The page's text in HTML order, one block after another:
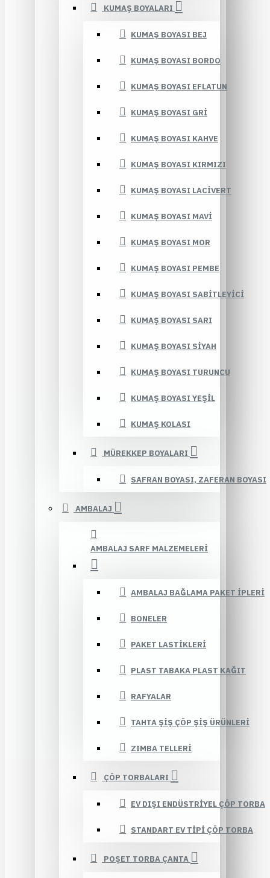
KUMAŞ BOYALARI
KUMAŞ BOYASI BEJ
KUMAŞ BOYASI BORDO
KUMAŞ BOYASI EFLATUN
KUMAŞ BOYASI GRI
KUMAŞ BOYASI KAHVE
KUMAŞ BOYASI KIRMIZI
KUMAŞ BOYASI LACIVERT
KUMAŞ BOYASI MAVI
KUMAŞ BOYASI MOR
KUMAŞ BOYASI PEMBE
KUMAŞ BOYASI SABITLEYICI
KUMAŞ BOYASI SARI
KUMAŞ BOYASI SIYAH
KUMAŞ BOYASI TURUNCU
KUMAŞ BOYASI YEŞIL
KUMAŞ KOLASI
MÜREKKEP BOYALARI
SAFRAN BOYASI, ZAFERAN BOYASI
AMBALAJ
AMBALAJ SARF MALZEMELERI
AMBALAJ BAĞLAMA PAKET İPLERI
BONELER
PAKET LASTIKLERI
PLAST TABAKA PLAST KAĞIT
RAFYALAR
TAHTA ŞIŞ ÇÖP ŞIŞ ÜRÜNLERI
ZIMBA TELLERI
ÇÖP TORBALARI
EV DIŞI ENDÜSTRIYEL ÇÖP TORBA
STANDART EV TIPI ÇÖP TORBA
POŞET TORBA ÇANTA